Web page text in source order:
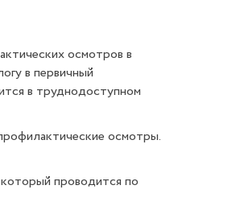
осмотров в
в первичный
в труднодоступном
осмотры.
который проводится по